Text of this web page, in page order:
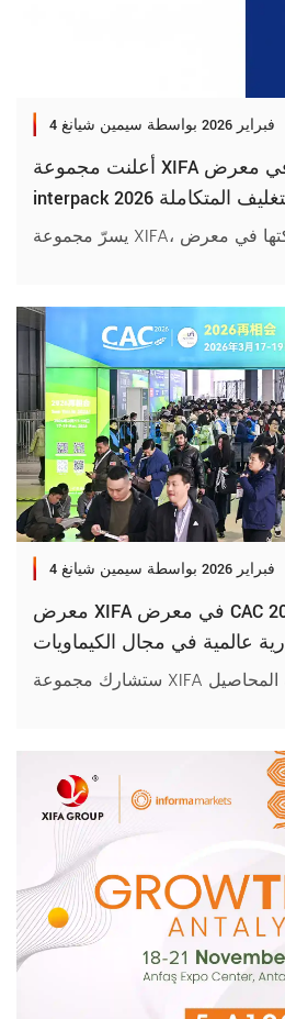
4 فبراير 2026 بواسطة سيمين شيانغ
أعلنت مجموعة XIFA عن مشاركتها في معرض
interpack 2026 من خلال حلول التغليف المتكاملة
المتقدمة
4 فبراير 2026 بواسطة سيمين شيانغ
معرض XIFA في معرض CAC 2026: حلول تغليف
عالمية في مجال الكيماويات
الزراعية وحماية المحاصيل